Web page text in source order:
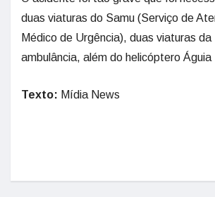
duas viaturas do Samu (Serviço de
Médico de Urgência), duas viaturas da
ambulância, além do helicóptero Águia
Texto: Mídia News